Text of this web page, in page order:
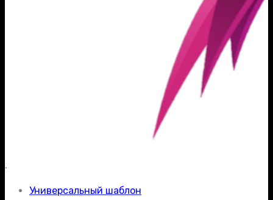
.
Универсальный шаблон